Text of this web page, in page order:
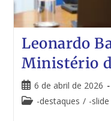
Leonardo
Ministério
6 de abril de 2026
-destaques / -